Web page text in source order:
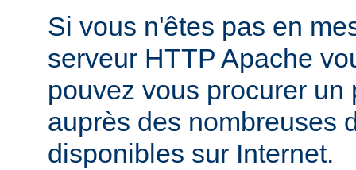
Si vous n'êtes pas en
serveur HTTP Apache
pouvez vous procurer un
auprès des nombreuses
disponibles sur Internet.